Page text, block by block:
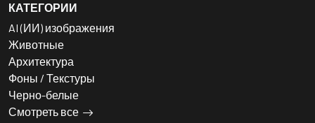
КАТЕГОРИИ
AI (ИИ) изображения
Животные
Архитектура
Фоны / Текстуры
Черно-белые
Смотреть все